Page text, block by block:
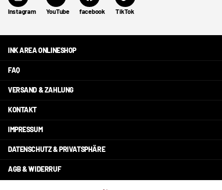
Instagram YouTube facebook TikTok
INK AREA ONLINESHOP
FAQ
VERSAND & ZAHLUNG
KONTAKT
IMPRESSUM
DATENSCHUTZ & PRIVATSPHÄRE
AGB & WIDERRUF